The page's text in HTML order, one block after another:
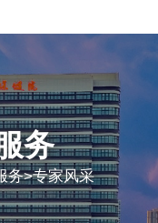
务
务>专家风采